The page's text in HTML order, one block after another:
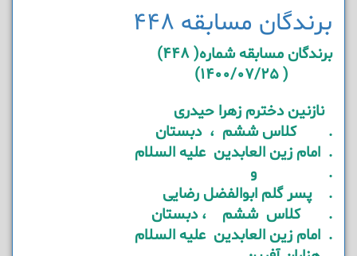
برندگان مسابقه 448
برندگان مسابقه شماره( 448)
( 1400/07/25)
نازنین دخترم زهرا حیدری
. کلاس ششم ، دبستان
. امام زین العابدین علیه السلام
. و
. پسر گلم ابوالفضل رضایی
. کلاس ششم ، دبستان
. امام زین العابدین علیه السلام